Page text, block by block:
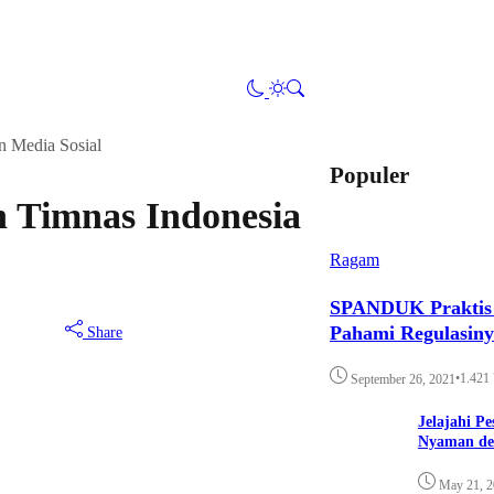
Media Sosial
Indonesia
Share
Populer
Ragam
SPANDUK
Pahami
September 26, 2021•1.421
Jelajahi
Nyaman
May 21,